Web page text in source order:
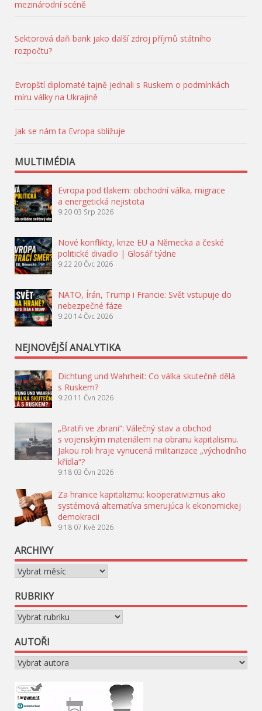
mezinárodní scéně
Sektorová daň bank jako další zdroj příjmů státního
rozpočtu?
Evropští diplomaté tajně jednali s Ruskem o podmínkách
míru války na Ukrajině
Jak se nám ta Evropa sbližuje
MULTIMÉDIA
Evropa pod tlakem: obchodní válka, migrace
a energetická nejistota
9:20 03 Srp 2026
Nové konflikty, krize EU a Německa a české
politické divadlo | Glosář týdne
9:22 20 Čvc 2026
NATO, Írán, Trump i Francie: Svět vstupuje do
nebezpečné fáze
9:20 14 Čvc 2026
NEJNOVĚJŠÍ ANALYTIKA
Dichtung und Wahrheit: Co válka skutečně dělá
s Ruskem?
9:20 11 Čvn 2026
„Bratři ve zbrani“: Válečný stav a obchod
s vojenským materiálem na obranu kapitalismu.
Jakou roli hraje vynucená militarizace „východního
křídla“?
9:18 03 Čvn 2026
Za hranice kapitalizmu: kooperativizmus ako
systémová alternatíva smerujúca k ekonomickej
demokracii
9:18 07 Kvě 2026
ARCHIVY
Archivy
RUBRIKY
Rubriky
AUTOŘI